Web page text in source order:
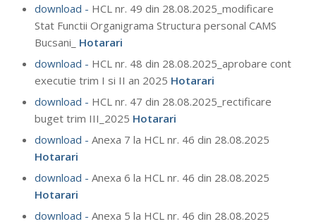
download - HCL nr. 49 din 28.08.2025_modificare
Stat Functii Organigrama Structura personal CAMS
Bucsani_ Hotarari
download - HCL nr. 48 din 28.08.2025_aprobare cont
executie trim I si II an 2025 Hotarari
download - HCL nr. 47 din 28.08.2025_rectificare
buget trim III_2025 Hotarari
download - Anexa 7 la HCL nr. 46 din 28.08.2025
Hotarari
download - Anexa 6 la HCL nr. 46 din 28.08.2025
Hotarari
download - Anexa 5 la HCL nr. 46 din 28.08.2025